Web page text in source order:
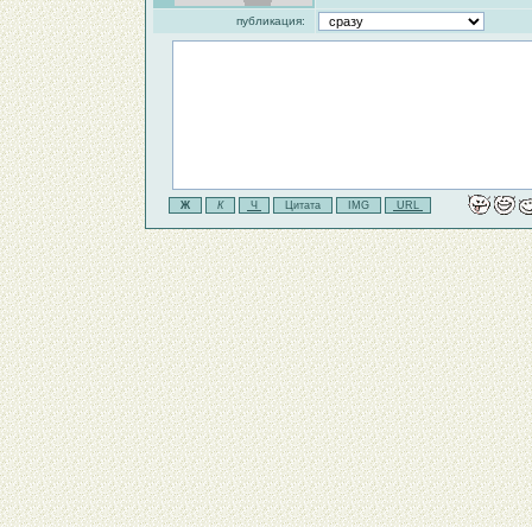
публикация: